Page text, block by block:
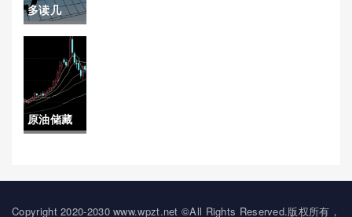
跟柴油的
区别是什
多读几
遍！股指
期货喊单
哪家好(中
信股指期
原油储藏
原油储存)
Copyright 2020-2030 www.wpzt.net ©All Rights Reserved.版权所有，